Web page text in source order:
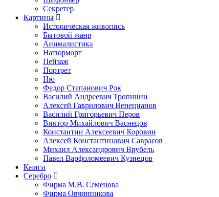
Секретер
Картины
Историческая живопись
Бытовой жанр
Анималистика
Натюрморт
Пейзаж
Портрет
Ню
Федор Степанович Рок
Василий Андреевич Тропинин
Алексей Гаврилович Венецианов
Василий Григорьевич Перов
Виктор Михайлович Васнецов
Константин Алексеевич Коровин
Алексей Константинович Саврасов
Михаил Александрович Врубель
Павел Варфоломеевич Кузнецов
Книги
Серебро
Фирма М.В. Семенова
Фирма Овчинникова